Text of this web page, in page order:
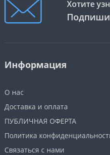
Хотите
Информация
О нас
Доставка и оплата
ПУБЛИЧНАЯ ОФЕРТА
Политика
Связаться с нами